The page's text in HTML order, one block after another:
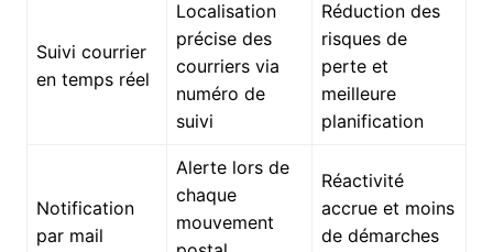
Suivi courrier
en temps réel
Localisation
précise des
courriers via
numéro de
suivi
Réduction des
risques de
perte et
meilleure
planification
Notification
par mail
Alerte lors de
chaque
mouvement
Réactivité
accrue et moins
de démarches